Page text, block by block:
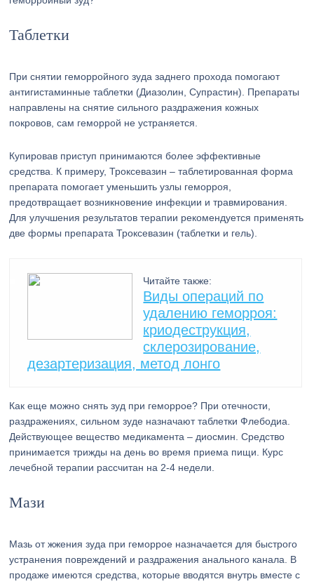
Таблетки
При снятии геморройного зуда заднего прохода помогают
антигистаминные таблетки (Диазолин, Супрастин). Препараты
направлены на снятие сильного раздражения кожных
покровов, сам геморрой не устраняется.
Купировав приступ принимаются более эффективные
средства. К примеру, Троксевазин – таблетированная форма
препарата помогает уменьшить узлы геморроя,
предотвращает возникновение инфекции и травмирования.
Для улучшения результатов терапии рекомендуется применять
две формы препарата Троксевазин (таблетки и гель).
Читайте также:
Виды операций по
удалению геморроя:
криодеструкция,
склерозирование,
дезартеризация, метод лонго
Как еще можно снять зуд при геморрое? При отечности,
раздражениях, сильном зуде назначают таблетки Флебодиа.
Действующее вещество медикамента – диосмин. Средство
принимается трижды на день во время приема пищи. Курс
лечебной терапии рассчитан на 2-4 недели.
Мази
Мазь от жжения зуда при геморрое назначается для быстрого
устранения повреждений и раздражения анального канала. В
продаже имеются средства, которые вводятся внутрь вместе с